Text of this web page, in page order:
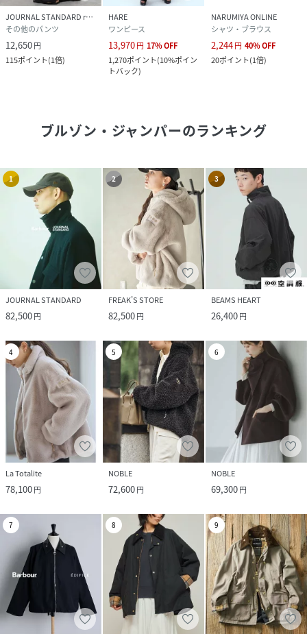
JOURNAL STANDARD relume
その他のパンツ
12,650円
115ポイント(1倍)
HARE
ワンピース
13,970円 17%OFF
1,270ポイント(10%ポイン
トバック)
NARUMIYA ONLINE
シャツ・ブラウス
2,244円 40%OFF
20ポイント(1倍)
ブルゾン・ジャンパーのランキング
1
JOURNAL STANDARD
82,500円
2
FREAK’S STORE
82,500円
3
BEAMS HEART
26,400円
4
La Totalite
78,100円
5
NOBLE
72,600円
6
NOBLE
69,300円
7 8 9